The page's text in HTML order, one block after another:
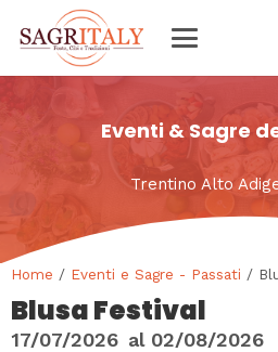
Eventi & Sagre
Trentino Alto
Home / Eventi e Sagre - Passati /
Blusa Festival
17/07/2026 al 02/08/2026